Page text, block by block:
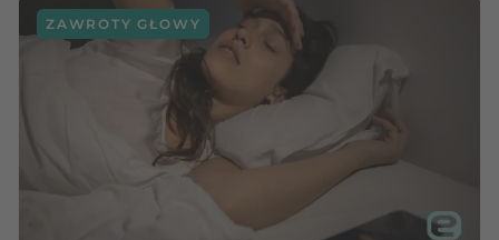
ZAWROTY GŁOWY